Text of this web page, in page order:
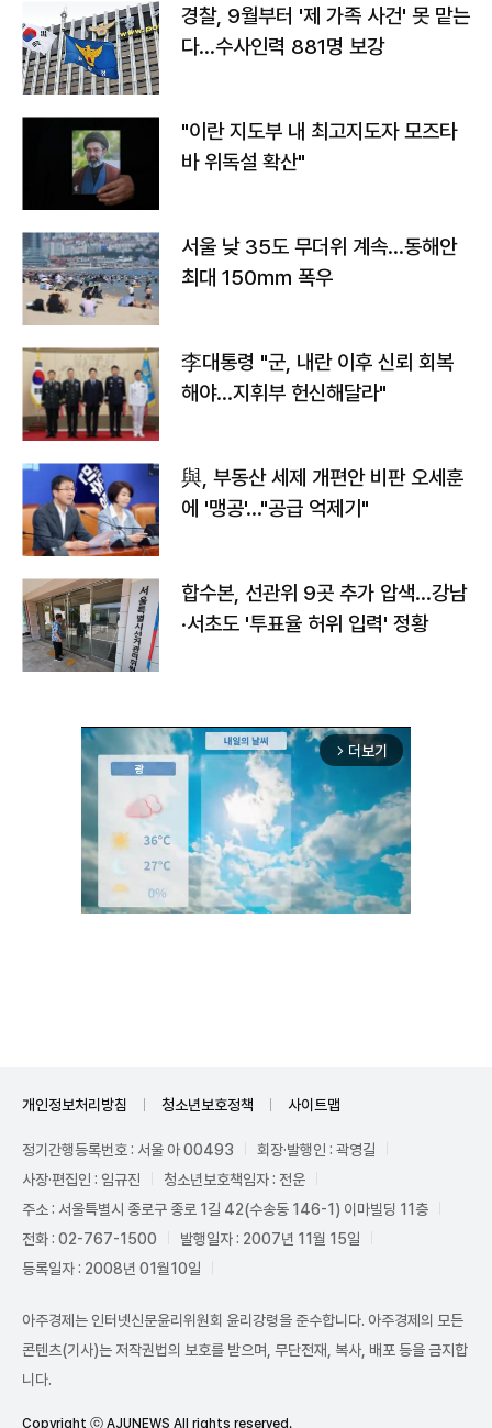
경찰, 9월부터 '제 가족 사건' 못 맡는
다…수사인력 881명 보강
"이란 지도부 내 최고지도자 모즈타
바 위독설 확산"
서울 낮 35도 무더위 계속…동해안
최대 150㎜ 폭우
李대통령 "군, 내란 이후 신뢰 회복
해야…지휘부 헌신해달라"
與, 부동산 세제 개편안 비판 오세훈
에 '맹공'…"공급 억제기"
합수본, 선관위 9곳 추가 압색…강남
·서초도 '투표율 허위 입력' 정황
arrow_forward_ios 더보기
개인정보처리방침 청소년보호정책 사이트맵
정기간행등록번호 : 서울 아 00493
회장·발행인 : 곽영길
사장·편집인 : 임규진
청소년보호책임자 : 전운
주소 : 서울특별시 종로구 종로 1길 42(수송동 146-1) 이마빌딩 11층
전화 : 02-767-1500
발행일자 : 2007년 11월 15일
등록일자 : 2008년 01월10일
아주경제는 인터넷신문윤리위원회 윤리강령을 준수합니다. 아주경제의 모든
콘텐츠(기사)는 저작권법의 보호를 받으며, 무단전재, 복사, 배포 등을 금지합
니다.
Copyright ⓒ AJUNEWS All rights reserved.